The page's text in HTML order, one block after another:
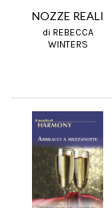
NOZZE REALI
di REBECCA
WINTERS